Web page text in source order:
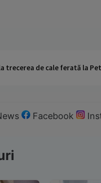
trecerea de cale ferată la
Facebook